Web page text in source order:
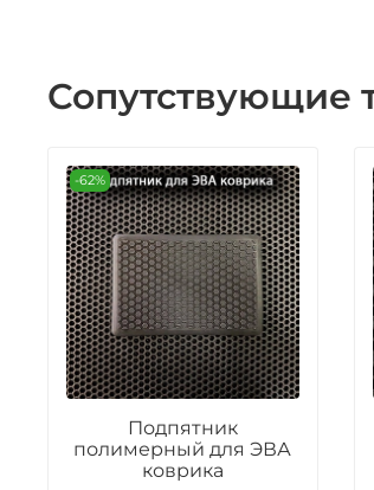
Сопутствующие
-62%
Подпятник
полимерный для ЭВА
коврика